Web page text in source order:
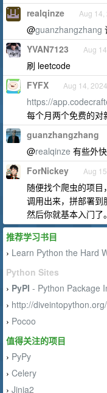
realqinze Aug 14,
@guanzhangzhang
YVAN7123 Aug
刷 leetcode
FYFX Aug 14, 2024
https://
每个月两个免费的对
guanzhangzhang
@realqinze 有些外
ForNickey Aug
随便找个爬虫的项
调用出来，拼部署到
然后你就基本入门了。
推荐学习书目
› Learn Python the Hard
Python Sites
› PyPI - Python Package
› http://
› Pocoo
值得关注的项目
› PyPy
› Celery
› Jinja2